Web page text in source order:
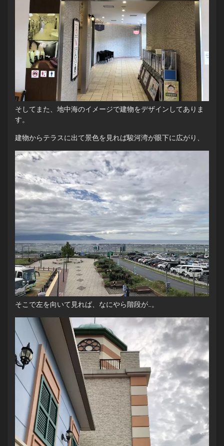
そしてまた、地中海のイメージで建物をデザインしてありま
す。
建物からテラスに出て景色を見れば駿河湾が眼下に広がり、
そこで左を向いて見れば、なにやら階段が…。